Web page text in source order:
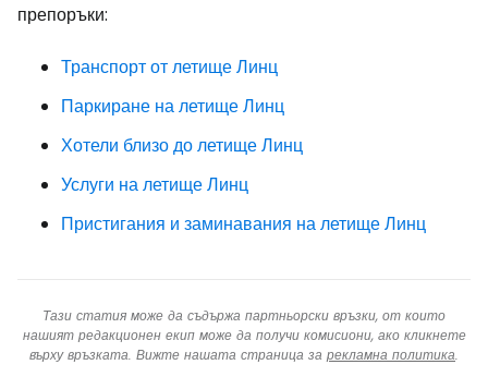
препоръки:
Транспорт от летище Линц
Паркиране на летище Линц
Хотели близо до летище Линц
Услуги на летище Линц
Пристигания и заминавания на летище Линц
Тази статия може да съдържа партньорски връзки, от които
нашият редакционен екип може да получи комисиони, ако кликнете
върху връзката. Вижте нашата страница за рекламна политика.